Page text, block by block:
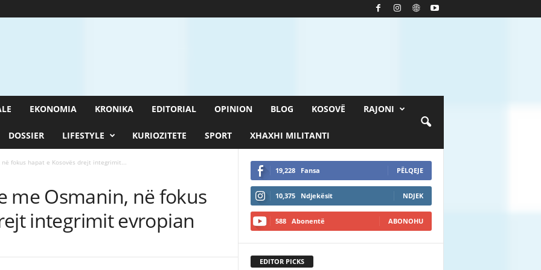
EKONOMIA KRONIKA EDITORIAL OPINION BLOG KOSOVË RAJONI
DOSSIER LIFESTYLE KURIOZITETE SPORT XHAXHI MILITANTI
fokus hapat e Kosovës drejt integrimit...
me Osmanin, në fokus
integrimit evropian
19,228 Fansa PËLQEJE
10,375 Ndjekësit NDJEK
588 Abonentë ABONOHU
EDITOR PICKS